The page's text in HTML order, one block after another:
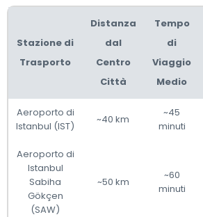
Stazione di
Trasporto
Distanza
dal
Centro
Città
Tempo
di
Viaggio
Medio
Aeroporto di
Istanbul (IST)
~40 km
~45
minuti
Aeroporto di
Istanbul
Sabiha
Gökçen
(SAW)
~50 km
~60
minuti